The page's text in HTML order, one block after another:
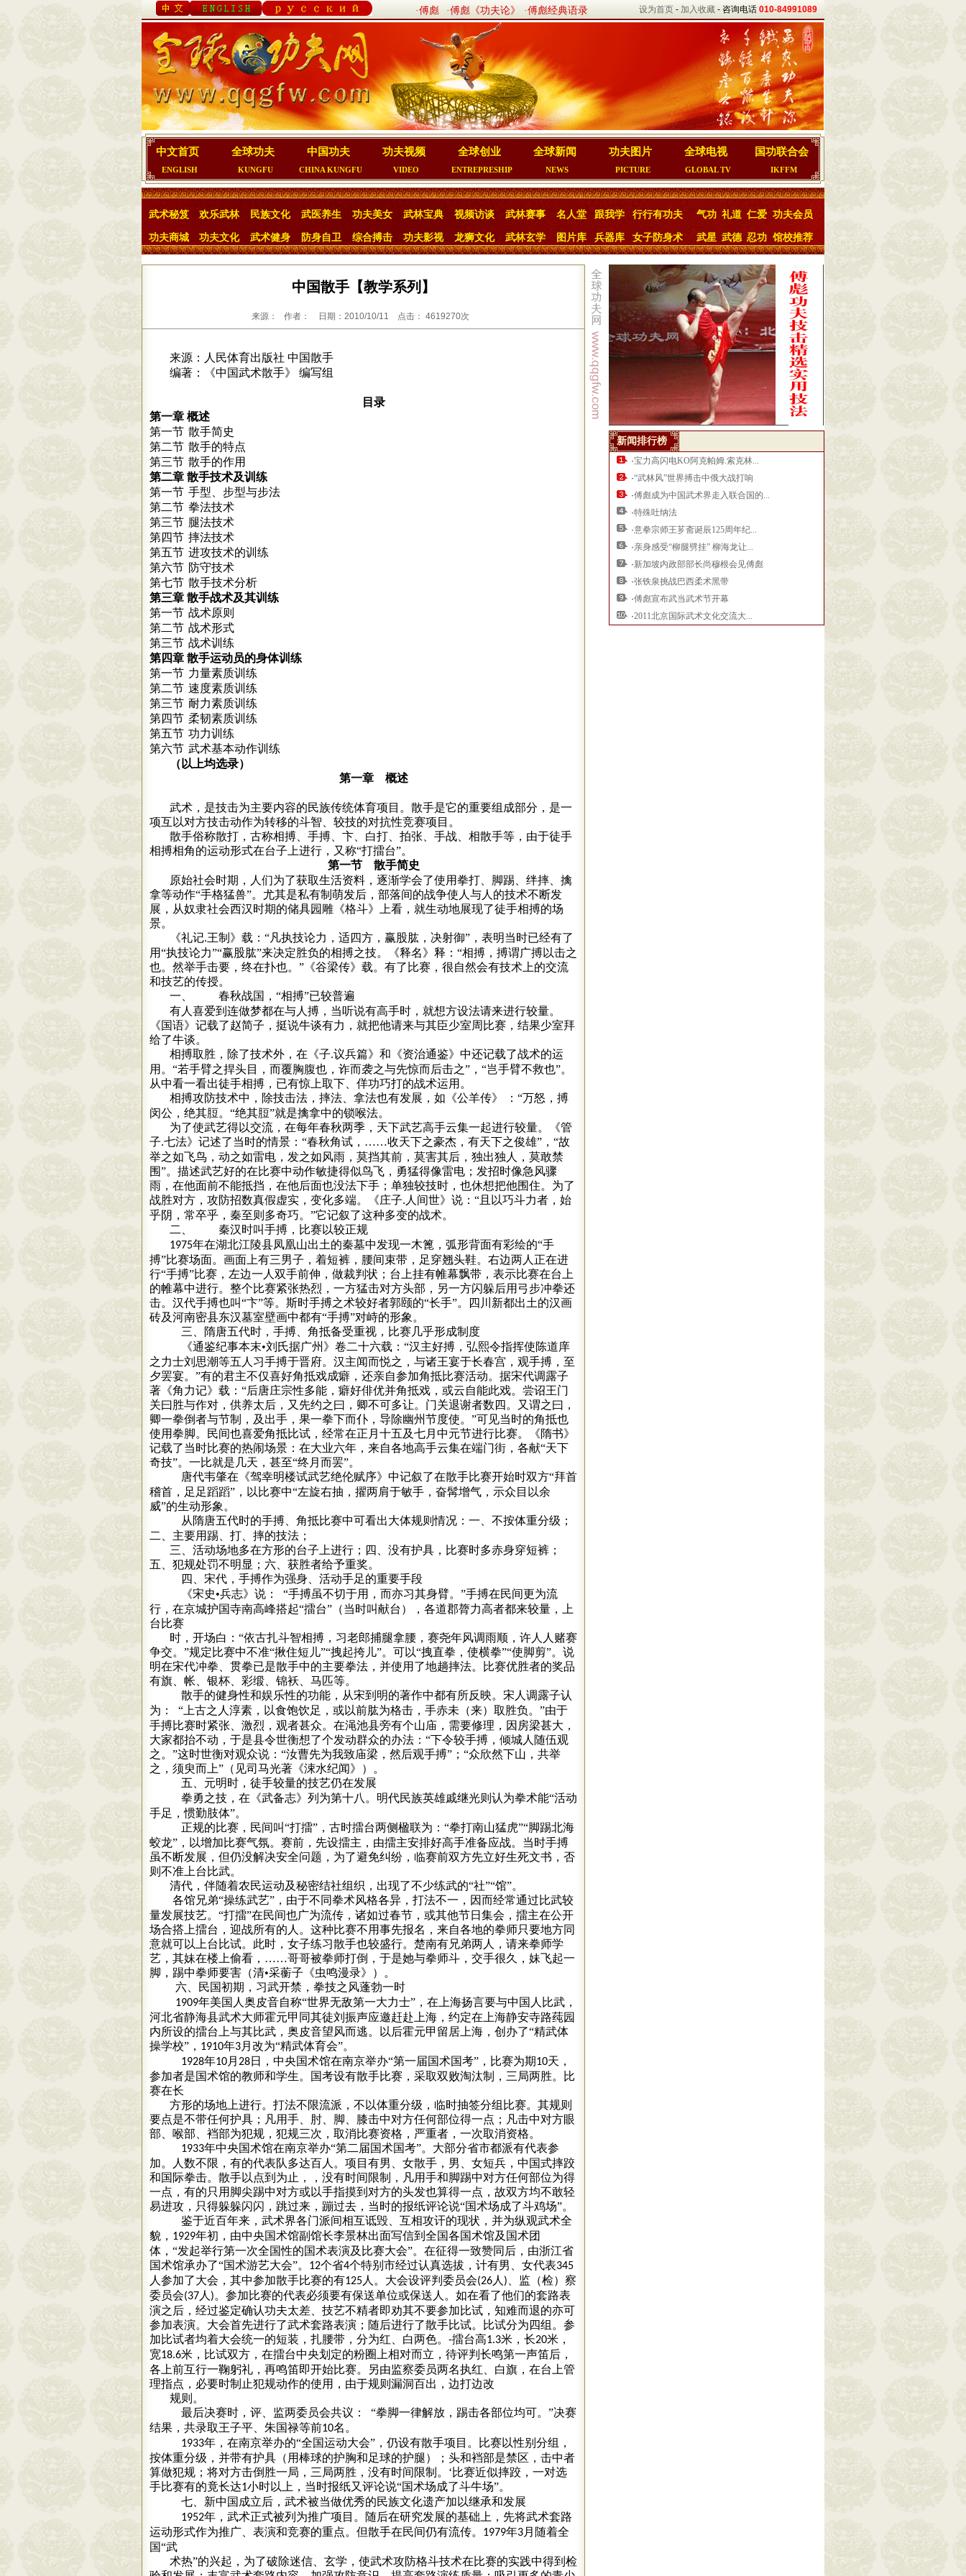
·傅彪 ·傅彪《功夫论》 ·傅彪经典语录 设为首页 - 加入收藏 - 咨询电话 010-84991089
中文首页
ENGLISH
全球功夫
KUNGFU
中国功夫
CHINA KUNGFU
功夫视频
VIDEO
全球创业
ENTREPRESHIP
全球新闻
NEWS
功夫图片
PICTURE
全球电视
GLOBAL TV
国功联合会
IKFFM
武术秘笈 欢乐武林 民族文化 武医养生 功夫美女 武林宝典 视频访谈 武林赛事 名人堂 跟我学 行行有功夫 气功 礼道 仁爱 功夫会员
功夫商城 功夫文化 武术健身 防身自卫 综合搏击 功夫影视 龙狮文化 武林玄学 图片库 兵器库 女子防身术 武星 武德 忍功 馆校推荐
中国散手【教学系列】
来源： 作者： 日期：2010/10/11 点击： 4619270次
来源：人民体育出版社 中国散手
编著：《中国武术散手》
编写组
目录
第一章 概述
第一节 散手简史
第二节 散手的特点
第三节 散手的作用
第二章 散手技术及训练
第一节 手型、步型与步法
第二节 拳法技术
第三节 腿法技术
第四节 摔法技术
第五节 进攻技术的训练
第六节 防守技术
第七节 散手技术分析
第三章 散手战术及其训练
第一节 战术原则
第二节 战术形式
第三节 战术训练
第四章 散手运动员的身体训练
第一节 力量素质训练
第二节 速度素质训练
第三节 耐力素质训练
第四节 柔韧素质训练
第五节 功力训练
第六节 武术基本动作训练
（以上均选录）
第一章
概述
武术，是技击为主要内容的民族传统体育项目。散手是它的重要组成部分，是一
项互以对方技击动作为转移的斗智、较技的对抗性竞赛项目。
散手俗称散打，古称相搏、手搏、卞、白打、拍张、手战、相散手等，由于徒手
相搏相角的运动形式在台子上进行，又称“打擂台”。
第一节
散手简史
原始社会时期，人们为了获取生活资料，逐渐学会了使用拳打、脚踢、绊摔、擒
拿等动作“手格猛兽”。尤其是私有制萌发后，部落间的战争使人与人的技术不断发
展，从奴隶社会西汉时期的储具园雕《格斗》上看，就生动地展现了徒手相搏的场
景。
《礼记.王制》载：“凡执技论力，适四方，赢股肱，决射御”，表明当时已经有了
用“执技论力”“赢股肱”来决定胜负的相搏之技。《释名》释：“相搏，搏谓广搏以击之
也。然举手击要，终在扑也。”《谷梁传》载。有了比赛，很自然会有技术上的交流
和技艺的传授。
一、
春秋战国，“相搏”已较普遍
有人喜爱到连做梦都在与人搏，当听说有高手时，就想方设法请来进行较量。
《国语》记载了赵简子，挺说牛谈有力，就把他请来与其臣少室周比赛，结果少室拜
给了牛谈。
相搏取胜，除了技术外，在《子.议兵篇》和《资治通鉴》中还记载了战术的运
用。“若手臂之捍头目，而覆胸腹也，诈而袭之与先惊而后击之”，“岂手臂不救也”。
从中看一看出徒手相搏，已有惊上取下、佯功巧打的战术运用。
相搏攻防技术中，除技击法，摔法、拿法也有发展，如《公羊传》
：“万怒，搏
闵公，绝其脰。“绝其脰”就是擒拿中的锁喉法。
为了使武艺得以交流，在每年春秋两季，天下武艺高手云集一起进行较量。《管
子.七法》记述了当时的情景：“春秋角试，……收天下之豪杰，有天下之俊雄”，“故
举之如飞鸟，动之如雷电，发之如风雨，莫挡其前，莫害其后，独出独人，莫敢禁
围”。描述武艺好的在比赛中动作敏捷得似鸟飞，勇猛得像雷电；发招时像急风骤
雨，在他面前不能抵挡，在他后面也没法下手；单独较技时，也休想把他围住。为了
战胜对方，攻防招数真假虚实，变化多端。《庄子. 人间世》说：“且以巧斗力者，始
乎阴，常卒乎，秦至则多奇巧。”它记叙了这种多变的战术。
二、
秦汉时叫手搏，比赛以较正规
1975年在湖北江陵县凤凰山出土的秦墓中发现一木篦，弧形背面有彩绘的“手
搏”比赛场面。画面上有三男子，着短裤，腰间束带，足穿翘头鞋。右边两人正在进
行“手搏”比赛，左边一人双手前伸，做裁判状；台上挂有帷幕飘带，表示比赛在台上
的帷幕中进行。整个比赛紧张热烈，一方猛击对方头部，另一方闪躲后用弓步冲拳还
击。汉代手搏也叫“卞”等。斯时手搏之术较好者郭颐的“长手”。四川新都出土的汉画
砖及河南密县东汉墓室壁画中都有“手搏”对峙的形象。
三、隋唐五代时，手搏、角抵备受重视，比赛几乎形成制度
《通鉴纪事本末•刘氏据广州》卷二十六载：“汉主好搏，弘熙令指挥使陈道庠
之力士刘思潮等五人习手搏于晋府。汉主闻而悦之，与诸王宴于长春宫，观手搏，至
夕罢宴。”有的君主不仅喜好角抵戏成癖，还亲自参加角抵比赛活动。据宋代调露子
著《角力记》载：“后唐庄宗性多能，癖好俳优并角抵戏，或云自能此戏。尝诏王门
关曰胜与作对，供养太后，又先约之曰，卿不可多让。门关退谢者数四。又谓之曰，
卿一拳倒者与节制，及出手，果一拳下而仆，导除幽州节度使。”可见当时的角抵也
使用拳脚。民间也喜爱角抵比试，经常在正月十五及七月中元节进行比赛。《隋书》
记载了当时比赛的热闹场景：在大业六年，来自各地高手云集在端门街，各献“天下
奇技”。一比就是几天，甚至“终月而罢”。
唐代韦肇在《驾幸明楼试武艺绝伦赋序》中记叙了在散手比赛开始时双方“拜首
稽首，足足蹈蹈”，以比赛中“左旋右抽，擢两肩于敏手，奋髯增气，示众目以余
威”的生动形象。
从隋唐五代时的手搏、角抵比赛中可看出大体规则情况：一、不按体重分级；
二、主要用踢、打、摔的技法；
三、活动场地多在方形的台子上进行；四、没有护具，比赛时多赤身穿短裤；
五、犯规处罚不明显；六、获胜者给予重奖。
四、宋代，手搏作为强身、活动手足的重要手段
《宋史•兵志》说：
“手搏虽不切于用，而亦习其身臂。”手搏在民间更为流
行，在京城护国寺南高峰搭起“擂台”（当时叫献台），各道郡膂力高者都来较量，上
台比赛
时，开场白：“依古扎斗智相搏，习老郎捕腿拿腰，赛尧年风调雨顺，许人人赌赛
争交。”规定比赛中不准“揪住短儿”“拽起挎儿”。可以“拽直拳，使横拳”“使脚剪”。说
明在宋代冲拳、贯拳已是散手中的主要拳法，并使用了地趟摔法。比赛优胜者的奖品
有旗、帐、银杯、彩缎、锦袄、马匹等。
散手的健身性和娱乐性的功能，从宋到明的著作中都有所反映。宋人调露子认
为：
“上古之人淳素，以食饱饮足，或以前肱为格击，手赤未（来）取胜负。”由于
手搏比赛时紧张、激烈，观者甚众。在渑池县旁有个山庙，需要修理，因房梁甚大，
大家都抬不动，于是县令世衡想了个发动群众的办法：“下令较手搏，倾城人随伍观
之。”这时世衡对观众说：“汝曹先为我致庙梁，然后观手搏”；“众欣然下山，共举
之，须臾而上”（见司马光著《涑水纪闻》）。
五、元明时，徒手较量的技艺仍在发展
拳勇之技，在《武备志》列为第十八。明代民族英雄戚继光则认为拳术能“活动
手足，惯勤肢体”。
正规的比赛，民间叫“打擂”，古时擂台两侧楹联为：“拳打南山猛虎”“脚踢北海
蛟龙”，以增加比赛气氛。赛前，先设擂主，由擂主安排好高手准备应战。当时手搏
虽不断发展，但仍没解决安全问题，为了避免纠纷，临赛前双方先立好生死文书，否
则不准上台比武。
清代，伴随着农民运动及秘密结社组织，出现了不少练武的“社”“馆”。
各馆兄弟“操练武艺”，由于不同拳术风格各异，打法不一，因而经常通过比武较
量发展技艺。“打擂”在民间也广为流传，诸如过春节，或其他节日集会，擂主在公开
场合搭上擂台，迎战所有的人。这种比赛不用事先报名，来自各地的拳师只要地方同
意就可以上台比试。此时，女子练习散手也较盛行。楚南有兄弟两人，请来拳师学
艺，其妹在楼上偷看，……哥哥被拳师打倒，于是她与拳师斗，交手很久，妹飞起一
脚，踢中拳师要害（清•采蘅子《虫鸣漫录》）。
六、民国初期，习武开禁，拳技之风蓬勃一时
1909年美国人奥皮音自称“世界无敌第一大力士”，在上海扬言要与中国人比武，
河北省静海县武术大师霍元甲同其徒刘振声应邀赶赴上海，约定在上海静安寺路莼园
内所设的擂台上与其比武，奥皮音望风而逃。以后霍元甲留居上海，创办了“精武体
操学校”， 1910年3月改为“精武体育会”。
1928年10月 28日，中央国术馆在南京举办“第一届国术国考”，比赛为期10天，
参加者是国术馆的教师和学生。国考设有散手比赛，采取双败淘汰制，三局两胜。比
赛在长
方形的场地上进行。打法不限流派，不以体重分级，临时抽签分组比赛。其规则
要点是不带任何护具；凡用手、肘、脚、膝击中对方任何部位得一点；凡击中对方眼
部、喉部、裆部为犯规，犯规三次，取消比赛资格，严重者，一次取消资格。
1933年中央国术馆在南京举办“第二届国术国考”。大部分省市都派有代表参
加。人数不限，有的代表队多达百人。项目有男、女散手，男、女短兵，中国式摔跤
和国际拳击。散手以点到为止，，没有时间限制，凡用手和脚踢中对方任何部位为得
一点，有的只用脚尖踢中对方或以手指摸到对方的头发也算得一点，故双方均不敢轻
易进攻，只得躲躲闪闪，跳过来，蹦过去，当时的报纸评论说“国术场成了斗鸡场”。
鉴于近百年来，武术界各门派间相互诋毁、互相攻讦的现状，并为纵观武术全
貌， 1929年初，由中央国术馆副馆长李景林出面写信到全国各国术馆及国术团
体，“发起举行第一次全国性的国术表演及比赛大会”。在征得一致赞同后，由浙江省
国术馆承办了“国术游艺大会”。 12个省4个特别市经过认真选拔，计有男、女代表345
人参加了大会，其中参加散手比赛的有125人。大会设评判委员会(26人 ) 、监（检）察
委员会(37人 )。参加比赛的代表必须要有保送单位或保送人。如在看了他们的套路表
演之后，经过鉴定确认功夫太差、技艺不精者即劝其不要参加比试，知难而退的亦可
参加表演。大会首先进行了武术套路表演；随后进行了散手比试。比试分为四组。参
加比试者均着大会统一的短装，扎腰带，分为红、白两色。 -擂台高1.3米，长20米，
宽18.6米，比试双方，在擂台中央划定的粉圈上相对而立，待评判长鸣第一声笛后，
各上前互行一鞠躬礼，再鸣笛即开始比赛。另由监察委员两名执红、白旗，在台上管
理指点，必要时制止犯规动作的使用，由于规则漏洞百出，边打边改
规则。
最后决赛时，评、监两委员会共议：
“拳脚一律解放，踢击各部位均可。”决赛
结果，共录取王子平、朱国禄等前10名。
1933年，在南京举办的“全国运动大会”，仍设有散手项目。比赛以性别分组，
按体重分级，并带有护具（用棒球的护胸和足球的护腿）；头和裆部是禁区，击中者
算做犯规；将对方击倒胜一局，三局两胜，没有时间限制。‘比赛近似摔跤，一对选
手比赛有的竟长达1小时以上，当时报纸又评论说“国术场成了斗牛场”。
七、新中国成立后，武术被当做优秀的民族文化遗产加以继承和发展
1952年，武术正式被列为推广项目。随后在研究发展的基础上，先将武术套路
运动形式作为推广、表演和竞赛的重点。但散手在民间仍有流传。 1979年3月随着全
国“武
术热”的兴起，为了破除迷信、玄学，使武术攻防格斗技术在比赛的实践中得到检
新闻排行榜
·宝力高闪电KO阿克帕姆.索克林...
·“武林风”世界搏击中俄大战打响
·傅彪成为中国武术界走入联合国的...
·特殊吐纳法
·意拳宗师王芗斋诞辰125周年纪...
·亲身感受“柳腿劈挂” 柳海龙让...
·新加坡内政部部长尚穆根会见傅彪
·张铁泉挑战巴西柔术黑带
·傅彪宣布武当武术节开幕
·2011北京国际武术文化交流大...